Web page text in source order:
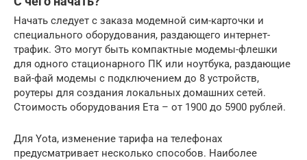
Начать следует с заказа модемной сим-карточки и
специального оборудования, раздающего интернет-
трафик. Это могут быть компактные модемы-флешки
для одного стационарного ПК или ноутбука, раздающие
вай-фай модемы с подключением до 8 устройств,
роутеры для создания локальных домашних сетей.
Стоимость оборудования Ета – от 1900 до 5900 рублей.
Для Yota, изменение тарифа на телефонах
предусматривает несколько способов. Наиболее